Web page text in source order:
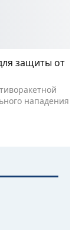
защиты от
нападения